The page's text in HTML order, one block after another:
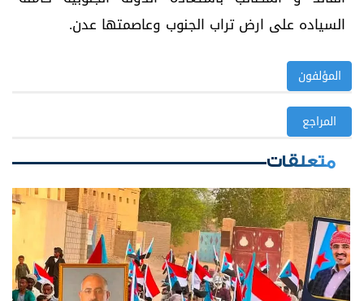
السياده على ارض تراب الجنوب وعاصمتها عدن.
المؤلفون
المراجع
متعلقات